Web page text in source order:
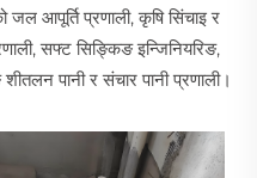
जल आपूर्ति प्रणाली, कृषि सिंचाइ र
सफ्ट सिङ्किङ इन्जिनियरिङ,
पानी र संचार पानी प्रणाली।